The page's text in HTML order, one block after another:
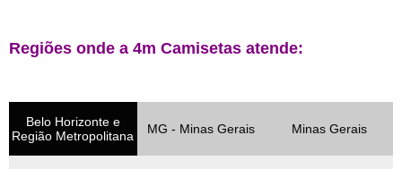
Regiões onde a 4m Camisetas atende:
Belo Horizonte e
Região Metropolitana
MG - Minas Gerais Minas Gerais